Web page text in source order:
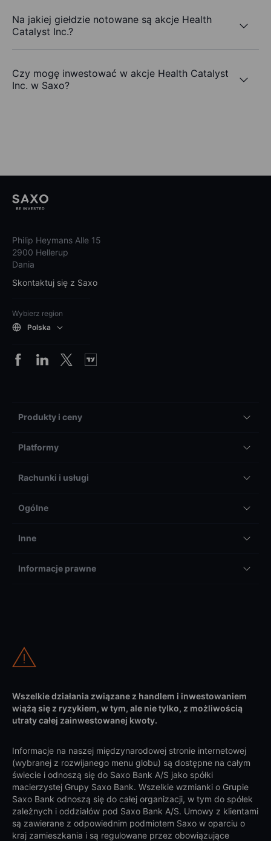
Na jakiej giełdzie notowane są akcje Health
Catalyst Inc.?
Czy mogę inwestować w akcje Health Catalyst
Inc. w Saxo?
Philip Heymans Alle 15
2900 Hellerup
Dania
Skontaktuj się z Saxo
Wybierz region
Polska
Produkty i ceny
Platformy
Rachunki i usługi
Ogólne
Inne
Informacje prawne
Wszelkie działania związane z handlem i inwestowaniem
wiążą się z ryzykiem, w tym, ale nie tylko, z możliwością
utraty całej zainwestowanej kwoty.
Informacje na naszej międzynarodowej stronie internetowej
(wybranej z rozwijanego menu globu) są dostępne na całym
świecie i odnoszą się do Saxo Bank A/S jako spółki
macierzystej Grupy Saxo Bank. Wszelkie wzmianki o Grupie
Saxo Bank odnoszą się do całej organizacji, w tym do spółek
zależnych i oddziałów pod Saxo Bank A/S. Umowy z klientami
są zawierane z odpowiednim podmiotem Saxo w oparciu o
kraj zamieszkania i są regulowane przez obowiązujące